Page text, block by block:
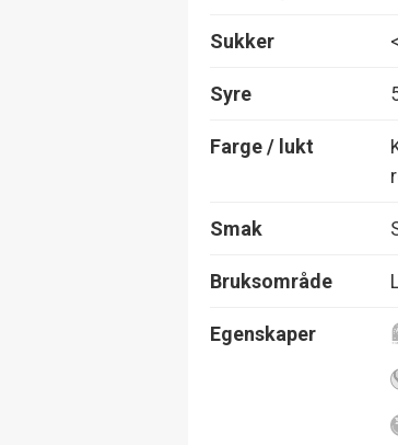
Sukker
Syre
Farge / lukt
Smak
Bruksområde
Egenskaper